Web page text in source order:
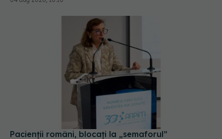
Pacienții români, blocați la „semaforul”
administrativ. Cât mai așteaptă România
tratamentele inovatoare deja aprobate în
Europa
05 aug 2026, 12:33